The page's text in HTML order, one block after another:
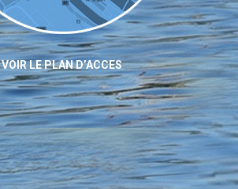
VOIR LE PLAN D’ACCES